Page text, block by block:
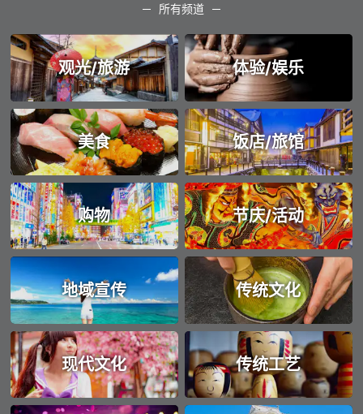
所有频道
观光/旅游 体验/娱乐
美食 饭店/旅馆
购物 节庆/活动
地域宣传 传统文化
现代文化 传统工艺